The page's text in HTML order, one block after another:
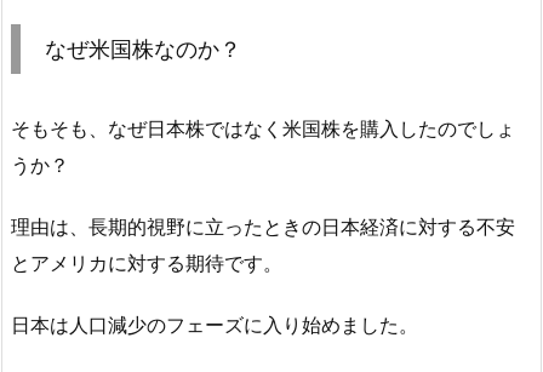
なぜ米国株なのか？
そもそも、なぜ日本株ではなく米国株を購入したのでしょ
うか？
理由は、長期的視野に立ったときの日本経済に対する不安
とアメリカに対する期待です。
日本は人口減少のフェーズに入り始めました。